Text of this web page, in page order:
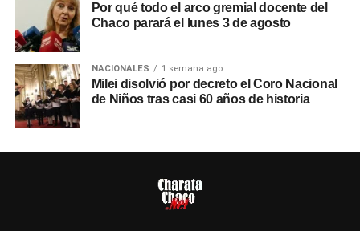
Por qué todo el arco gremial docente del
Chaco parará el lunes 3 de agosto
NACIONALES 1 semana ago
Milei disolvió por decreto el Coro Nacional
de Niños tras casi 60 años de historia